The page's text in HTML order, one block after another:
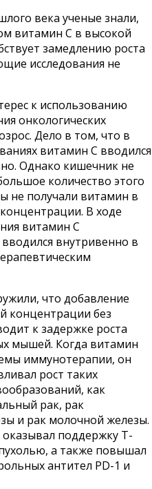
века ученые знали,
витамин С в высокой
замедлению роста
исследования не
к использованию
онкологических
Дело в том, что в
витамин С вводился
Однако кишечник не
количество этого
не получали витамин в
В ходе
витамин С
внутривенно в
что добавление
концентрации без
к задержке роста
мышей. Когда витамин
иммунотерапии, он
рост таких
как
рак, рак
и рак молочной железы.
поддержку Т-
а также повышал
антител PD-1 и